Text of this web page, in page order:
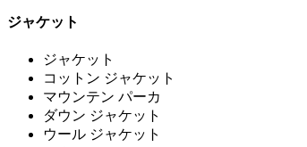
ジャケット
ジャケット
コットン ジャケット
マウンテン パーカ
ダウン ジャケット
ウール ジャケット